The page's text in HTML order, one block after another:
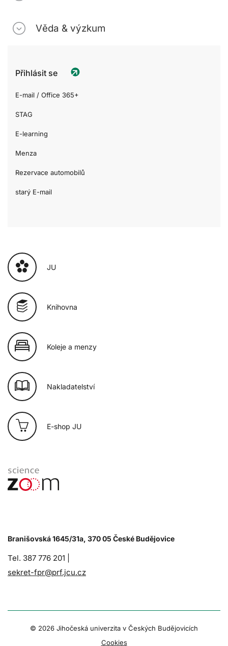
Věda & výzkum
Přihlásit se
E-mail / Office 365+
STAG
E-learning
Menza
Rezervace automobilů
starý E-mail
JU
Knihovna
Koleje a menzy
Nakladatelství
E-shop JU
Branišovská 1645/31a, 370 05 České Budějovice
Tel. 387 776 201 |
sekret-fpr@prf.jcu.cz
© 2026 Jihočeská univerzita v Českých Budějovicích
Cookies